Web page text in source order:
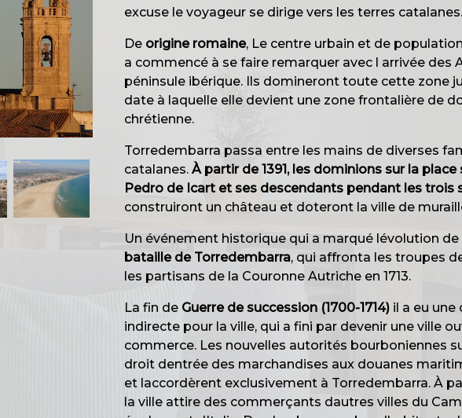
excuse le voyageur se dirige vers les terres catalanes.
De origine romaine, Le centre urbain et de
a commencé à se faire remarquer avec l arrivée des
péninsule ibérique. Ils domineront toute cette zone
date à laquelle elle devient une zone frontalière de
chrétienne.
Torredembarra passa entre les mains de diverses
catalanes. À partir de 1391, les dominions sur la
Pedro de Icart et ses descendants pendant les trois
construiront un château et doteront la ville de
Un événement historique qui a marqué lévolution de
bataille de Torredembarra, qui affronta les troupes
les partisans de la Couronne Autriche en 1713.
La fin de Guerre de succession (1700-1714)il a eu une
indirecte pour la ville, qui a fini par devenir une ville
commerce. Les nouvelles autorités bourboniennes
droit dentrée des marchandises aux douanes
et laccordèrent exclusivement à Torredembarra. À
la ville attire des commerçants dautres villes du